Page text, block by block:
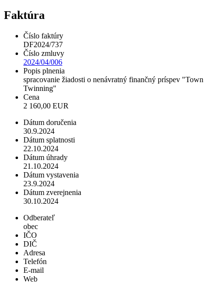
Faktúra
Číslo faktúry
DF2024/737
Číslo zmluvy
2024/04/006
Popis plnenia
spracovanie žiadosti o nenávratný finančný príspev "Town
Twinning"
Cena
2 160,00 EUR
Dátum doručenia
30.9.2024
Dátum splatnosti
22.10.2024
Dátum úhrady
21.10.2024
Dátum vystavenia
23.9.2024
Dátum zverejnenia
30.10.2024
Odberateľ
obec
IČO
DIČ
Adresa
Telefón
E-mail
Web